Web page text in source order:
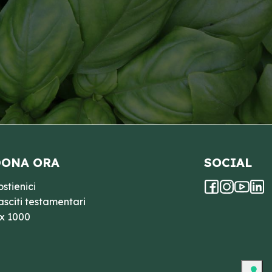
ORA
testamentari
1000
SOCIAL